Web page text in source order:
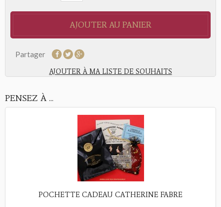
AJOUTER AU PANIER
Partager
AJOUTER À MA LISTE DE SOUHAITS
PENSEZ À ...
POCHETTE CADEAU CATHERINE FABRE